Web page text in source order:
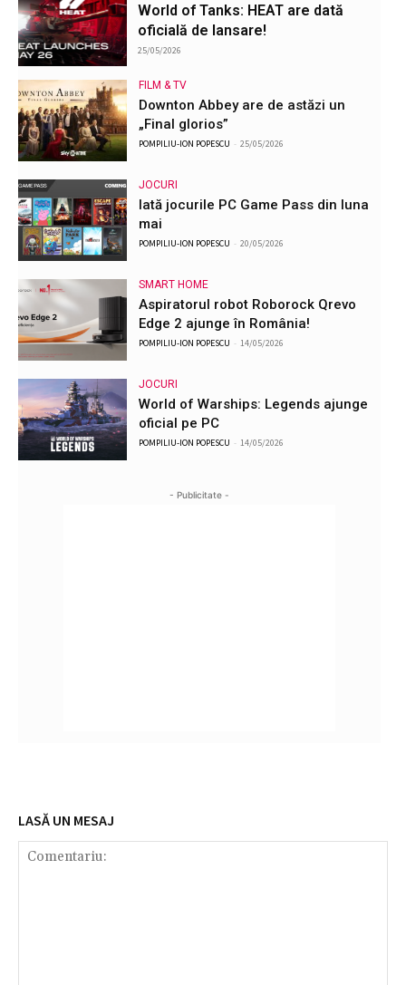
World of Tanks: HEAT are dată
oficială de lansare!
25/05/2026
FILM & TV
Downton Abbey are de astăzi un
„Final glorios”
POMPILIU-ION POPESCU - 25/05/2026
JOCURI
Iată jocurile PC Game Pass din luna
mai
POMPILIU-ION POPESCU - 20/05/2026
SMART HOME
Aspiratorul robot Roborock Qrevo
Edge 2 ajunge în România!
POMPILIU-ION POPESCU - 14/05/2026
JOCURI
World of Warships: Legends ajunge
oficial pe PC
POMPILIU-ION POPESCU - 14/05/2026
- Publicitate -
LASĂ UN MESAJ